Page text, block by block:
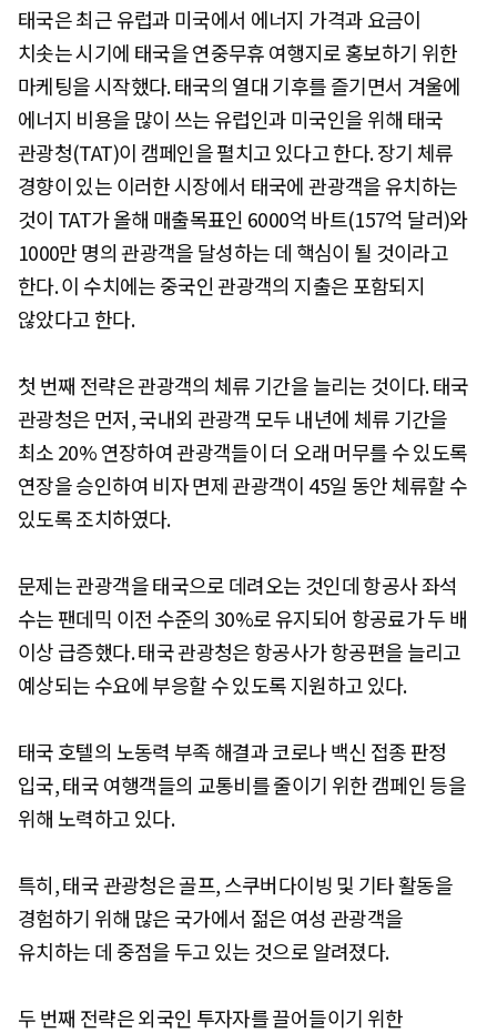
태국은 최근 유럽과 미국에서 에너지 가격과 요금이
치솟는 시기에 태국을 연중무휴 여행지로 홍보하기 위한
마케팅을 시작했다. 태국의 열대 기후를 즐기면서 겨울에
에너지 비용을 많이 쓰는 유럽인과 미국인을 위해 태국
관광청(TAT)이 캠페인을 펼치고 있다고 한다. 장기 체류
경향이 있는 이러한 시장에서 태국에 관광객을 유치하는
것이 TAT가 올해 매출목표인 6000억 바트(157억 달러)와
1000만 명의 관광객을 달성하는 데 핵심이 될 것이라고
한다. 이 수치에는 중국인 관광객의 지출은 포함되지
않았다고 한다.
첫 번째 전략은 관광객의 체류 기간을 늘리는 것이다. 태국
관광청은 먼저, 국내외 관광객 모두 내년에 체류 기간을
최소 20% 연장하여 관광객들이 더 오래 머무를 수 있도록
연장을 승인하여 비자 면제 관광객이 45일 동안 체류할 수
있도록 조치하였다.
문제는 관광객을 태국으로 데려오는 것인데 항공사 좌석
수는 팬데믹 이전 수준의 30%로 유지되어 항공료가 두 배
이상 급증했다. 태국 관광청은 항공사가 항공편을 늘리고
예상되는 수요에 부응할 수 있도록 지원하고 있다.
태국 호텔의 노동력 부족 해결과 코로나 백신 접종 판정
입국, 태국 여행객들의 교통비를 줄이기 위한 캠페인 등을
위해 노력하고 있다.
특히, 태국 관광청은 골프, 스쿠버다이빙 및 기타 활동을
경험하기 위해 많은 국가에서 젊은 여성 관광객을
유치하는 데 중점을 두고 있는 것으로 알려졌다.
두 번째 전략은 외국인 투자자를 끌어들이기 위한